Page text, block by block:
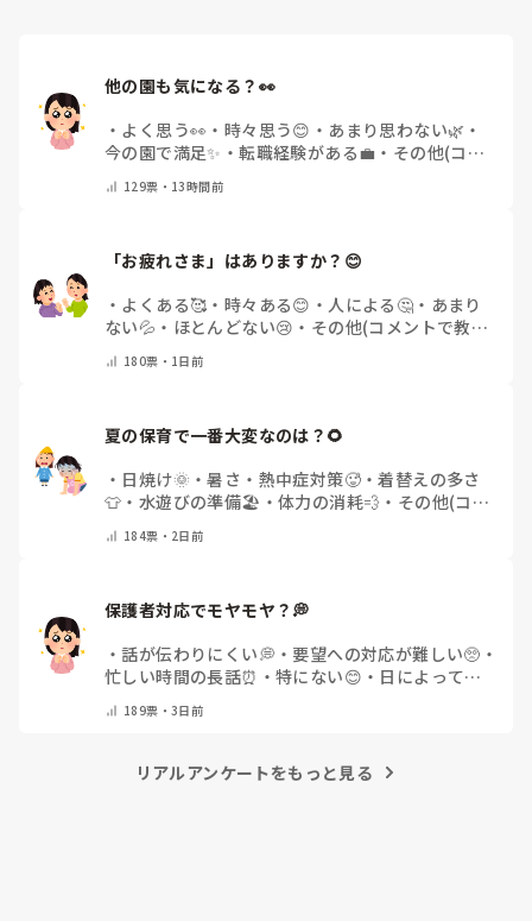
他の園も気になる？👀
・ よく思う👀 ・ 時々思う😊 ・ あまり思わない🌿 ・
今の園で満足✨ ・転職経験がある💼 ・ その他(コメ
129票・ 13時間前
「お疲れさま」はありますか？😊
・ よくある🥰 ・ 時々ある😊 ・ 人による🤔 ・ あまり
ない💦 ・ ほとんどない😢 ・ その他(コメントで教え
180票・ 1日前
夏の保育で一番大変なのは？🌻
・ 日焼け🌞 ・暑さ・熱中症対策🥵・着替えの多さ
👕 ・ 水遊びの準備🏖️ ・ 体力の消耗💨 ・ その他(コメ
184票・ 2日前
保護者対応でモヤモヤ？💭
・話が伝わりにくい💭 ・ 要望への対応が難しい🥺 ・
忙しい時間の長話⏰ ・ 特にない😊 ・ 日によって違
189票・3日前
リアルアンケートをもっと見る